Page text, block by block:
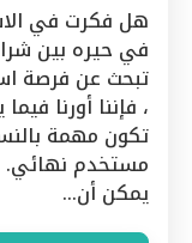
هل فكرت في
في حيره بين
تبحث عن فرصة
، فإننا أورنا
تكون مهمة
يمكن أن…